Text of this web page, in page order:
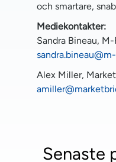
och smartare,
Mediekontakter:
Sandra Bineau,
Alex Miller,
Senaste